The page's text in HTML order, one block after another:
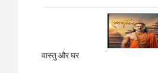
वास्तु और घर